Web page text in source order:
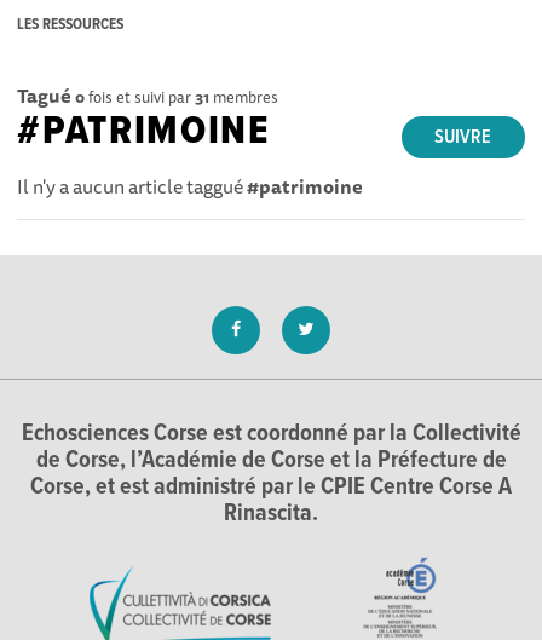
LES RESSOURCES
Tagué 0fois et suivi par31 membres
SUIVRE
#PATRIMOINE
Il n'y a aucun article taggué#patrimoine
Echosciences Corse est coordonné par la Collectivité
de Corse, l’Académie de Corse et la Préfecture de
Corse, et est administré par le CPIE Centre Corse A
Rinascita.